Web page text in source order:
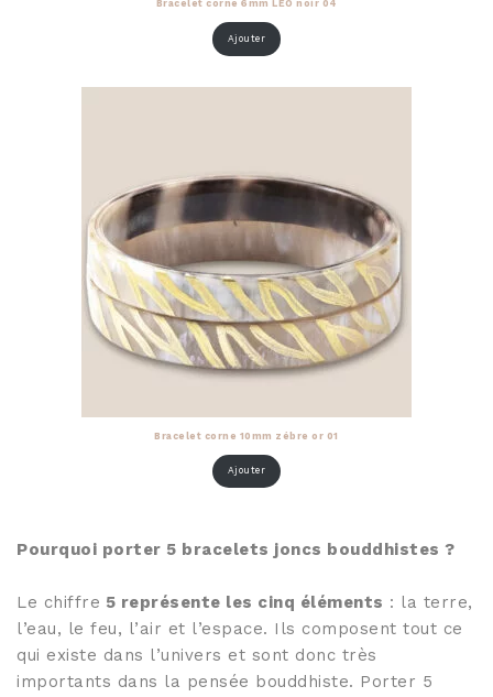
Bracelet corne 6mm LEO noir 04
Ajouter
Bracelet corne 10mm zébre or 01
Ajouter
Pourquoi porter 5 bracelets joncs bouddhistes ?
Le chiffre 5 représente les cinq éléments : la terre,
l’eau, le feu, l’air et l’espace. Ils composent tout ce
qui existe dans l’univers et sont donc très
importants dans la pensée bouddhiste. Porter 5